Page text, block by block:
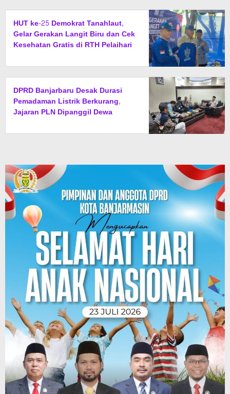
HUT ke-25 Demokrat Tanahlaut,
Gelar Gerakan Langit Biru dan Cek
Kesehatan Gratis di RTH Pelaihari
DPRD Banjarbaru Desak Durasi
Pemadaman Listrik Berkurang,
Jajaran PLN Dipanggil Dewa